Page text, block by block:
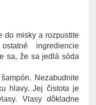
do misky a rozpustite
ingrediencie
sa, že sa jedlá sóda
Nezabudnite
hlavy. Jej čistota je
Vlasy dôkladne